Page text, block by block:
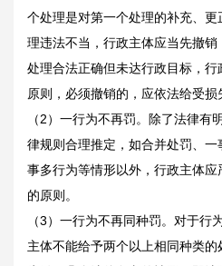
个处理是对第一个处理的补充、
理违法不当，行政主体应当先撤
处理合法正确但未达行政目标，
原则，必须撤销的，应依法给受损
（2）一行为不再罚。除了法律有
律规则合理推定，如合并处罚、
事多行为等情形以外，行政主体
的原则。
（3）一行为不再同种罚。对于行
主体不能给予两个以上相同种类